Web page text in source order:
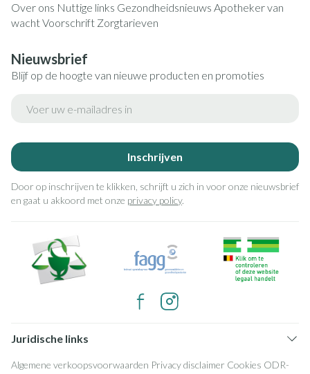
Over ons Nuttige links Gezondheidsnieuws Apotheker van
wachtVoorschrift Zorgtarieven
Nieuwsbrief
Blijf op de hoogte van nieuwe producten en promoties
Inschrijven
Door op inschrijven te klikken, schrijft u zich in voor onze nieuwsbrief
en gaat u akkoord met onze privacy policy.
Juridische links
Algemene verkoopsvoorwaarden Privacy disclaimer Cookies ODR-